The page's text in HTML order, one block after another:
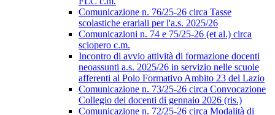
Comunicazione n. 76/25-26 circa Tasse
scolastiche erariali per l'a.s. 2025/26
Comunicazioni n. 74 e 75/25-26 (et al.) circa
sciopero c.m.
Incontro di avvio attività di formazione docenti
neoassunti a.s. 2025/26 in servizio nelle scuole
afferenti al Polo Formativo Ambito 23 del Lazio
Comunicazione n. 73/25-26 circa Convocazione
Collegio dei docenti di gennaio 2026 (ris.)
Comunicazione n. 72/25-26 circa Modalità di